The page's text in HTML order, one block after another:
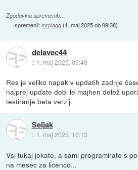
Zgodovina sprememb…
spremenil:mrpiagg(1. maj 2025 ob 09:38)
delavec44
:: 1. maj 2025, 09:48
Res je veliko napak v updatih zadnje
najprej update dobi le majhen delež
testiranje beta verzij.
Seljak
:: 1. maj 2025, 10:13
Vsi tukaj jokate, a sami programirate s
na mesec za licenco...